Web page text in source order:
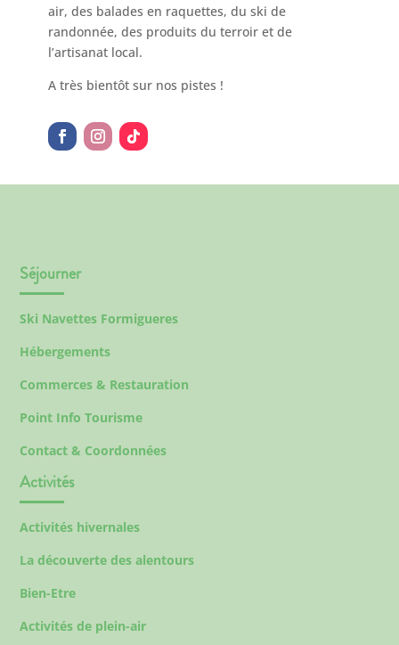
air, des balades en raquettes, du ski de
randonnée, des produits du terroir et de
l’artisanat local.
A très bientôt sur nos pistes !
Séjourner
Ski Navettes Formigueres
Hébergements
Commerces & Restauration
Point Info Tourisme
Contact & Coordonnées
Activités
Activités hivernales
La découverte des alentours
Bien-Etre
Activités de plein-air